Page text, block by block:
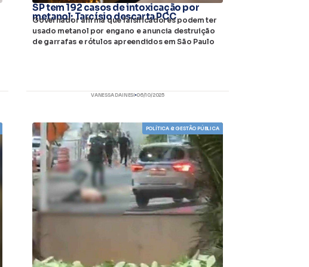
SP tem 192 casos de intoxicação por
metanol; Tarcísio descarta PCC
Governador afirma que falsificadores podem ter
usado metanol por engano e anuncia destruição
de garrafas e rótulos apreendidos em São Paulo
VANESSA DAINESI 06/10/2025
POLÍTICA & GESTÃO PÚBLICA